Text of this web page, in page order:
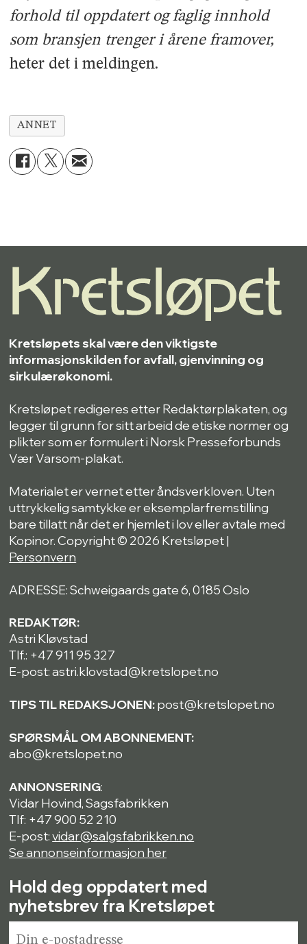
forhold til oppdatert og faglig innhold
som bransjen trenger i årene framover,
heter det i meldingen.
ANNET
Kretsløpets skal være den viktigste
informasjonskilden for avfall, gjenvinning og
sirkulærøkonomi.
Kretsløpet redigeres etter Redaktørplakaten, og
legger til grunn for sitt arbeid de etiske normer og
plikter som er formulert i Norsk Presseforbunds
Vær Varsom-plakat.
Materialet er vernet etter åndsverkloven. Uten
uttrykkelig samtykke er eksemplarfremstilling
bare tillatt når det er hjemlet i lov eller avtale med
Kopinor. Copyright © 2026 Kretsløpet |
Personvern
ADRESSE: Schweigaards gate 6, 0185 Oslo
REDAKTØR:
Astri Kløvstad
Tlf.: +47 911 95 327
E-post: astri.klovstad@kretslopet.no
TIPS TIL REDAKSJONEN:post@kretslopet.no
SPØRSMÅL OM ABONNEMENT:
abo@kretslopet.no
ANNONSERING:
Vidar Hovind, Sagsfabrikken
Tlf: +47 900 52 210
E-post:vidar@salgsfabrikken.no
Se annonseinformasjon her
Hold deg oppdatert med
nyhetsbrev fra Kretsløpet